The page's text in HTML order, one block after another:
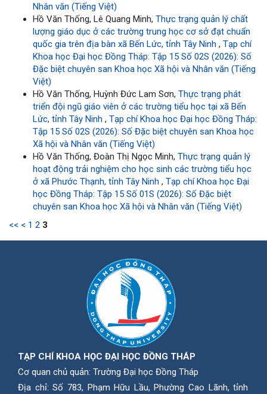
Nhân văn (Tiếng Việt)
Hồ Văn Thống, Lê Quang Minh, Thực trạng quản lý chất
lượng giáo dục ở các trường trung học cơ sở đạt chuẩn
quốc gia trên địa bàn xã Bến Lức, tỉnh Tây Ninh , Tạp chí
Khoa học Đại học Đồng Tháp: Tập 15 Số 02S (2026): Số
Đặc biệt chuyên san Khoa học Xã hội và Nhân văn (Tiếng
Việt)
Hồ Văn Thống, Huỳnh Đức Lam Sơn, Thực trạng phát
triển đội ngũ giáo viên ở các trường tiểu học tại xã Bến
Lức, tỉnh Tây Ninh , Tạp chí Khoa học Đại học Đồng Tháp:
Tập 15 Số 02S (2026): Số Đặc biệt chuyên san Khoa học
Xã hội và Nhân văn (Tiếng Việt)
Hồ Văn Thống, Đoàn Thị Ngọc Minh, Thực trạng quản lý
hoạt động trải nghiệm cho học sinh các trường tiểu học
ở xã Phước Thạnh, tỉnh Tây Ninh , Tạp chí Khoa học Đại
học Đồng Tháp: Tập 15 Số 01S (2026): Số Đặc biệt
chuyên san Khoa học Xã hội và Nhân văn (Tiếng Việt)
<< < 1 2 3
TẠP CHÍ KHOA HỌC ĐẠI HỌC ĐỒNG THÁP
Cơ quan chủ quản: Trường Đại học Đồng Tháp
Địa chỉ: Số 783, Phạm Hữu Lầu, Phường Cao Lãnh, tỉnh